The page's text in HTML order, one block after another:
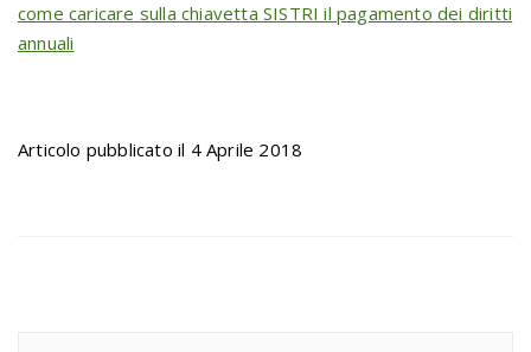
come caricare sulla chiavetta SISTRI il pagamento dei diritti
annuali
Articolo pubblicato il 4 Aprile 2018